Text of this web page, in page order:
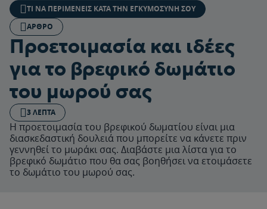
ΤΙ ΝΑ ΠΕΡΙΜΈΝΕΙΣ ΚΑΤΆ ΤΗΝ ΕΓΚΥΜΟΣΎΝΗ ΣΟΥ
ΆΡΘΡΟ
Προετοιμασία και ιδέες
για το βρεφικό δωμάτιο
του μωρού σας
3 ΛΕΠΤΆ
Η προετοιμασία του βρεφικού δωματίου είναι μια
διασκεδαστική δουλειά που μπορείτε να κάνετε πριν
γεννηθεί το μωράκι σας. Διαβάστε μια λίστα για το
βρεφικό δωμάτιο που θα σας βοηθήσει να ετοιμάσετε
το δωμάτιο του μωρού σας.